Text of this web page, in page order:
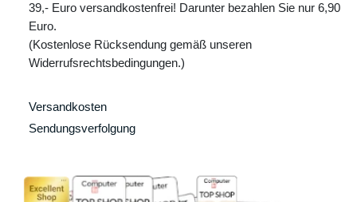
39,- Euro versandkostenfrei! Darunter bezahlen Sie nur 6,90
Euro.
(Kostenlose Rücksendung gemäß unseren
Widerrufsrechtsbedingungen.)
Versandkosten
Sendungsverfolgung